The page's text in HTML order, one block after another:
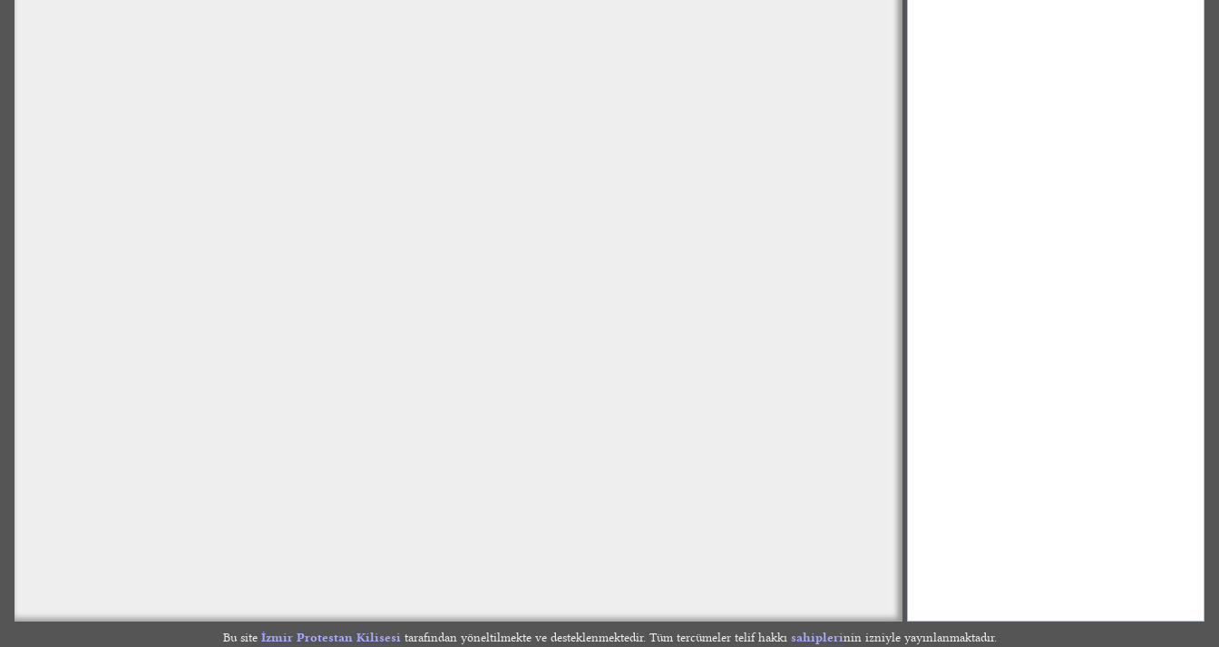
Bu site İzmir Protestan Kilisesitarafından yöneltilmekte ve desteklenmektedir. Tüm tercümeler telif hakkı sahiplerinin izniyle yayınlanmaktadır.